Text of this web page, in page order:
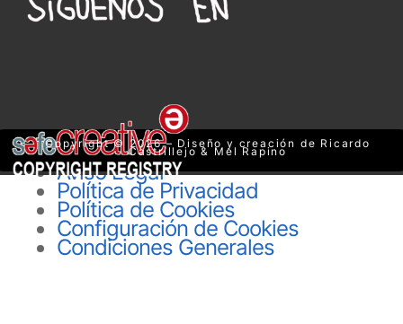
Copyright © 2026 – Diseño y creación de Ricardo
Castrillejo & Mel Rapino
Aviso Legal
Política de Privacidad
Política de Cookies
Configuración de Cookies
Condiciones Generales